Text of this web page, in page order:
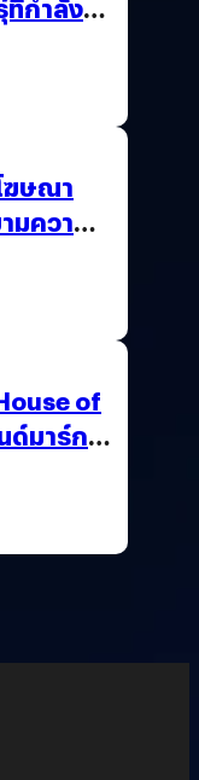
ที่กำลัง
ฆษณา
มความ
of
ด์มาร์ก